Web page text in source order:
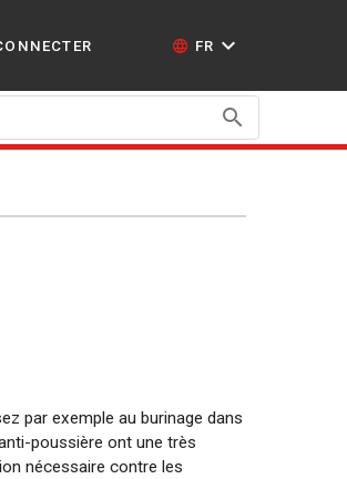
FR
par exemple au burinage dans
poussière ont une très
nécessaire contre les